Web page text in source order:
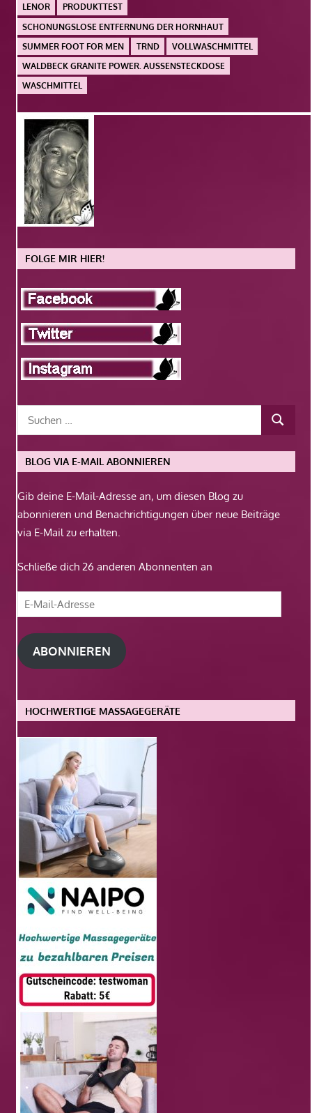
LENOR
PRODUKTTEST
SCHONUNGSLOSE ENTFERNUNG DER HORNHAUT
SUMMER FOOT FOR MEN
TRND
VOLLWASCHMITTEL
WALDBECK GRANITE POWER. AUSSENSTECKDOSE
WASCHMITTEL
FOLGE MIR HIER!
BLOG VIA E-MAIL ABONNIEREN
Gib deine E-Mail-Adresse an, um diesen Blog zu
abonnieren und Benachrichtigungen über neue Beiträge
via E-Mail zu erhalten.
Schließe dich 26 anderen Abonnenten an
E-
Mail-
Adresse
ABONNIEREN
HOCHWERTIGE MASSAGEGERÄTE